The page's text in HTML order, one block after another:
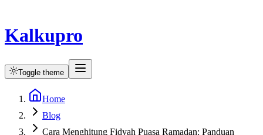
Kalkupro
Toggle theme
Home
Blog
Cara Menghitung Fidyah Puasa Ramadan: Panduan